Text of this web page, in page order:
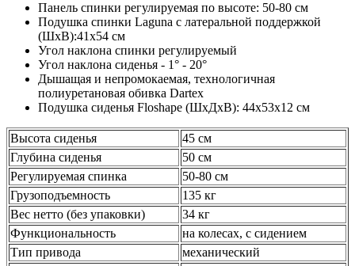
Панель спинки регулируемая по высоте: 50-80 см
Подушка спинки Laguna с латеральной поддержкой
(ШхВ):41х54 см
Угол наклона спинки регулируемый
Угол наклона сиденья - 1° - 20°
Дышащая и непромокаемая, технологичная
полиуретановая обивка Dartex
Подушка сиденья Floshape (ШхДхВ): 44х53х12 см
Высота сиденья
45 см
Глубина сиденья
50 см
Регулируемая спинка
50-80 см
Грузоподъемность
135 кг
Вес нетто (без упаковки)
34 кг
Функциональность
на колесах, с сидением
Тип привода
механический